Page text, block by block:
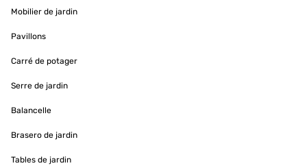
muy rápido, me dieron un rango de fechas y el primer día, ya lo
tenía en casa.Llegó muy bien embalado y protegido. Yo cogí el
pequeño, y es ligero y de calidad. Funciona de lujo, da buen calor y
Mobilier de jardin
Pavillons
Carré de potager
Serre de jardin
Balancelle
Brasero de jardin
Tables de jardin